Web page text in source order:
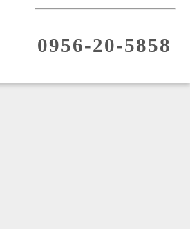
0956-20-5858